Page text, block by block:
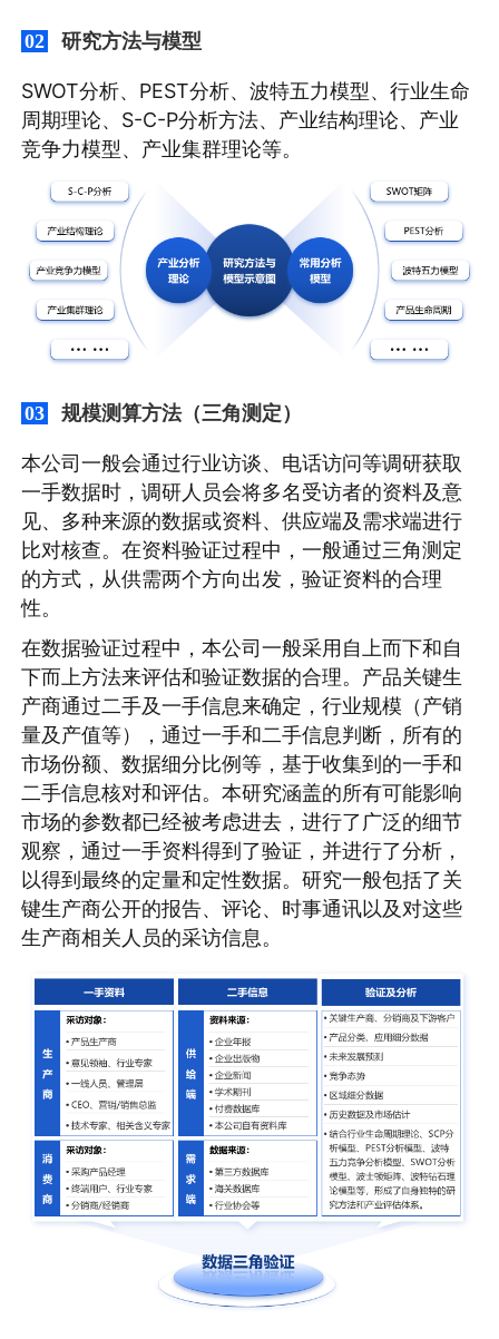
02 研究方法与模型
SWOT分析、PEST分析、波特五力模型、行业生命
周期理论、S-C-P分析方法、产业结构理论、产业
竞争力模型、产业集群理论等。
03 规模测算方法（三角测定）
本公司一般会通过行业访谈、电话访问等调研获取
一手数据时，调研人员会将多名受访者的资料及意
见、多种来源的数据或资料、供应端及需求端进行
比对核查。在资料验证过程中，一般通过三角测定
的方式，从供需两个方向出发，验证资料的合理
性。
在数据验证过程中，本公司一般采用自上而下和自
下而上方法来评估和验证数据的合理。产品关键生
产商通过二手及一手信息来确定，行业规模（产销
量及产值等），通过一手和二手信息判断，所有的
市场份额、数据细分比例等，基于收集到的一手和
二手信息核对和评估。本研究涵盖的所有可能影响
市场的参数都已经被考虑进去，进行了广泛的细节
观察，通过一手资料得到了验证，并进行了分析，
以得到最终的定量和定性数据。研究一般包括了关
键生产商公开的报告、评论、时事通讯以及对这些
生产商相关人员的采访信息。